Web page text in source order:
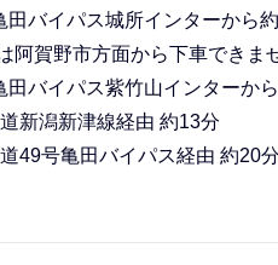
バイパス城所インターから
賀野市方面から下車できま
バイパス紫竹山インターか
新潟新津線経由 約13分
49号亀田バイパス経由 約20